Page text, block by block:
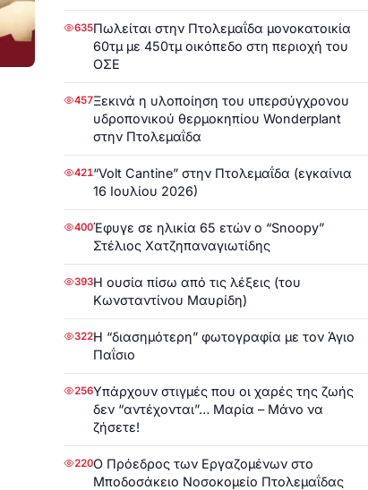
635Πωλείται στην Πτολεμαΐδα μονοκατοικία
60τμ με 450τμ οικόπεδο στη περιοχή του
ΟΣΕ
457Ξεκινά η υλοποίηση του υπερσύγχρονου
υδροπονικού θερμοκηπίου Wonderplant
στην Πτολεμαΐδα
421“Volt Cantine” στην Πτολεμαΐδα (εγκαίνια
16 Ιουλίου 2026)
400Έφυγε σε ηλικία 65 ετών ο “Snoopy”
Στέλιος Χατζηπαναγιωτίδης
393Η ουσία πίσω από τις λέξεις (του
Κωνσταντίνου Μαυρίδη)
322Η “διασημότερη” φωτογραφία με τον Άγιο
Παΐσιο
256Υπάρχουν στιγμές που οι χαρές της ζωής
δεν “αντέχονται”… Μαρία – Μάνο να
ζήσετε!
220Ο Πρόεδρος των Εργαζομένων στο
Μποδοσάκειο Νοσοκομείο Πτολεμαΐδας